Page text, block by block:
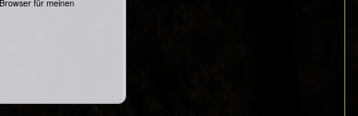
initiativen.de/group/transitiontowndresden
nein
für meinen